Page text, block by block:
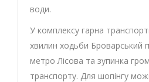
води.
У комплексу гарна
хвилин ходьби Броварський
метро Лісова та зупинка
транспорту. Для шопінгу